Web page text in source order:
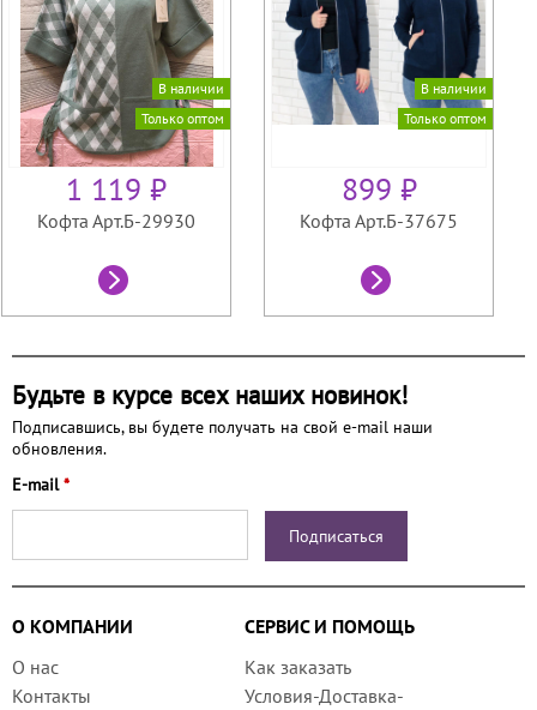
В наличии
Только оптом
1 119 ₽
Кофта Арт.Б-29930
В наличии
Только оптом
899 ₽
Кофта Арт.Б-37675
Будьте в курсе всех наших новинок!
Подписавшись, вы будете получать на свой e-mail наши
обновления.
E-mail*
О КОМПАНИИ
СЕРВИС И ПОМОЩЬ
О нас
Контакты
Как заказать
Условия-Доставка-